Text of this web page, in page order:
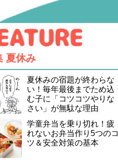
夏休み
夏休みの宿題が終わらな
い！毎年最後までため込
む子に「コツコツやりな
さい」が無駄な理由
学童弁当を乗り切れ！疲
れないお弁当作り5つのコ
ツ＆安全対策の基本